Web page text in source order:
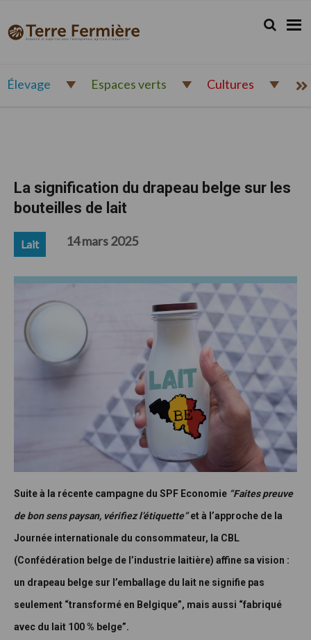
navigation
contenu
principal
pied
de
Terre
Fermière
Actualité
et
pour
Élevage Espaces verts Cultures
La signification du drapeau belge sur les
bouteilles de lait
Lait 14 mars 2025
Suite à la récente campagne du SPF Economie “Faites preuve
de bon sens paysan, vérifiez l’étiquette”et à l’approche de la
Journée internationale du consommateur, la CBL
(Confédération belge de l’industrie laitière) affine sa vision :
un drapeau belge sur l’emballage du lait ne signifie pas
seulement “transformé en Belgique”, mais aussi “fabriqué
avec du lait 100 % belge”.